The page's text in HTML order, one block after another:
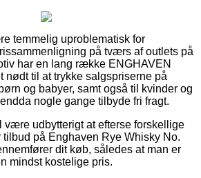
temmelig uproblematisk for
på tværs af outlets på
har en lang række ENGHAVEN
nødt til at trykke salgspriserne på
og babyer, samt også til kvinder og
nogle gange tilbyde fri fragt.
være udbytterigt at efterse forskellige
tilbud på Enghaven Rye Whisky No.
dit køb, således at man er
mindst kostelige pris.